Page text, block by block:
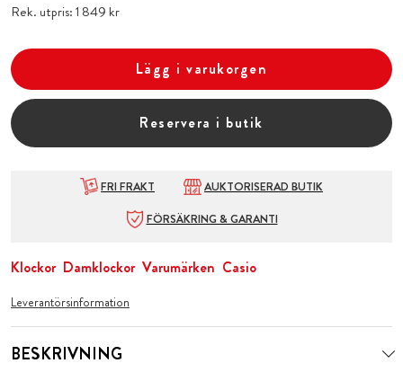
Rek. utpris:Pris:1 849 kr
1 849 kr
Lägg i varukorgen
Reservera i butik
FRI FRAKT
AUKTORISERAD BUTIK
FÖRSÄKRING & GARANTI
Klockor Damklockor Varumärken Casio
Leverantörsinformation
BESKRIVNING